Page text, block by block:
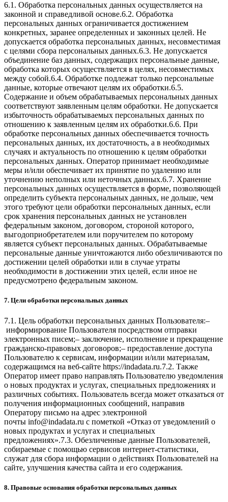
6.1. Обработка персональных данных осуществляется на
законной и справедливой основе.6.2. Обработка
персональных данных ограничивается достижением
конкретных, заранее определенных и законных целей. Не
допускается обработка персональных данных, несовместимая
с целями сбора персональных данных.6.3. Не допускается
объединение баз данных, содержащих персональные данные,
обработка которых осуществляется в целях, несовместимых
между собой.6.4. Обработке подлежат только персональные
данные, которые отвечают целям их обработки.6.5.
Содержание и объем обрабатываемых персональных данных
соответствуют заявленным целям обработки. Не допускается
избыточность обрабатываемых персональных данных по
отношению к заявленным целям их обработки.6.6. При
обработке персональных данных обеспечивается точность
персональных данных, их достаточность, а в необходимых
случаях и актуальность по отношению к целям обработки
персональных данных. Оператор принимает необходимые
меры и/или обеспечивает их принятие по удалению или
уточнению неполных или неточных данных.6.7. Хранение
персональных данных осуществляется в форме, позволяющей
определить субъекта персональных данных, не дольше, чем
этого требуют цели обработки персональных данных, если
срок хранения персональных данных не установлен
федеральным законом, договором, стороной которого,
выгодоприобретателем или поручителем по которому
является субъект персональных данных. Обрабатываемые
персональные данные уничтожаются либо обезличиваются по
достижении целей обработки или в случае утраты
необходимости в достижении этих целей, если иное не
предусмотрено федеральным законом.
7. Цели обработки персональных данных
7.1. Цель обработки персональных данных Пользователя:–
информирование Пользователя посредством отправки
электронных писем;– заключение, исполнение и прекращение
гражданско-правовых договоров;– предоставление доступа
Пользователю к сервисам, информации и/или материалам,
содержащимся на веб-сайте https://indadata.ru.7.2. Также
Оператор имеет право направлять Пользователю уведомления
о новых продуктах и услугах, специальных предложениях и
различных событиях. Пользователь всегда может отказаться от
получения информационных сообщений, направив
Оператору письмо на адрес электронной
почты info@indadata.ru с пометкой «Отказ от уведомлений о
новых продуктах и услугах и специальных
предложениях».7.3. Обезличенные данные Пользователей,
собираемые с помощью сервисов интернет-статистики,
служат для сбора информации о действиях Пользователей на
сайте, улучшения качества сайта и его содержания.
8. Правовые основания обработки персональных данных